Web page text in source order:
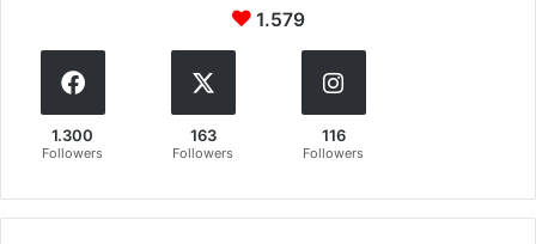
1.579
1.300
Followers
163
Followers
116
Followers